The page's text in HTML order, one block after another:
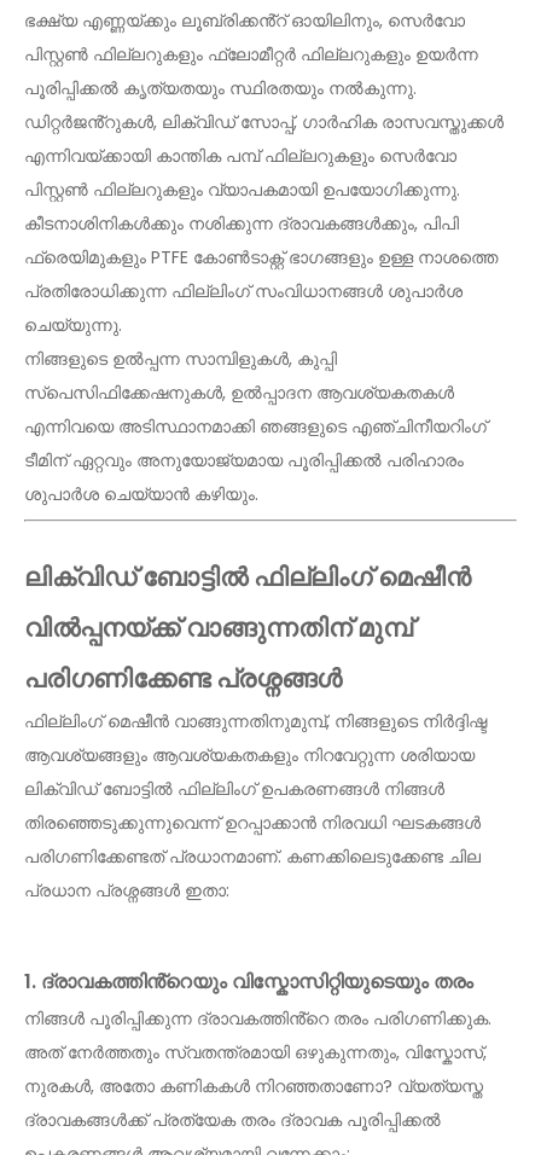
ഭക്ഷ്യ എണ്ണയ്ക്കും ലൂബ്രിക്കൻ്റ് ഓയിലിനും, സെർവോ
പിസ്റ്റൺ ഫില്ലറുകളും ഫ്ലോമീറ്റർ ഫില്ലറുകളും ഉയർന്ന
പൂരിപ്പിക്കൽ കൃത്യതയും സ്ഥിരതയും നൽകുന്നു.
ഡിറ്റർജൻ്റുകൾ, ലിക്വിഡ് സോപ്പ്, ഗാർഹിക രാസവസ്തുക്കൾ
എന്നിവയ്ക്കായി കാന്തിക പമ്പ് ഫില്ലറുകളും സെർവോ
പിസ്റ്റൺ ഫില്ലറുകളും വ്യാപകമായി ഉപയോഗിക്കുന്നു.
കീടനാശിനികൾക്കും നശിക്കുന്ന ദ്രാവകങ്ങൾക്കും, പിപി
ഫ്രെയിമുകളും PTFE കോൺടാക്റ്റ് ഭാഗങ്ങളും ഉള്ള നാശത്തെ
പ്രതിരോധിക്കുന്ന ഫില്ലിംഗ് സംവിധാനങ്ങൾ ശുപാർശ
ചെയ്യുന്നു.
നിങ്ങളുടെ ഉൽപ്പന്ന സാമ്പിളുകൾ, കുപ്പി
സ്പെസിഫിക്കേഷനുകൾ, ഉൽപ്പാദന ആവശ്യകതകൾ
എന്നിവയെ അടിസ്ഥാനമാക്കി ഞങ്ങളുടെ എഞ്ചിനീയറിംഗ്
ടീമിന് ഏറ്റവും അനുയോജ്യമായ പൂരിപ്പിക്കൽ പരിഹാരം
ശുപാർശ ചെയ്യാൻ കഴിയും.
ലിക്വിഡ് ബോട്ടിൽ ഫില്ലിംഗ് മെഷീൻ
വിൽപ്പനയ്ക്ക് വാങ്ങുന്നതിന് മുമ്പ്
പരിഗണിക്കേണ്ട പ്രശ്നങ്ങൾ
ഫില്ലിംഗ് മെഷീൻ വാങ്ങുന്നതിനുമുമ്പ്, നിങ്ങളുടെ നിർദ്ദിഷ്ട
ആവശ്യങ്ങളും ആവശ്യകതകളും നിറവേറ്റുന്ന ശരിയായ
ലിക്വിഡ് ബോട്ടിൽ ഫില്ലിംഗ് ഉപകരണങ്ങൾ നിങ്ങൾ
തിരഞ്ഞെടുക്കുന്നുവെന്ന് ഉറപ്പാക്കാൻ നിരവധി ഘടകങ്ങൾ
പരിഗണിക്കേണ്ടത് പ്രധാനമാണ്. കണക്കിലെടുക്കേണ്ട ചില
പ്രധാന പ്രശ്നങ്ങൾ ഇതാ:
1. ദ്രാവകത്തിൻ്റെയും വിസ്കോസിറ്റിയുടെയും തരം
നിങ്ങൾ പൂരിപ്പിക്കുന്ന ദ്രാവകത്തിൻ്റെ തരം പരിഗണിക്കുക.
അത് നേർത്തതും സ്വതന്ത്രമായി ഒഴുകുന്നതും, വിസ്കോസ്,
നുരകൾ, അതോ കണികകൾ നിറഞ്ഞതാണോ? വ്യത്യസ്ത
ദ്രാവകങ്ങൾക്ക് പ്രത്യേക തരം ദ്രാവക പൂരിപ്പിക്കൽ